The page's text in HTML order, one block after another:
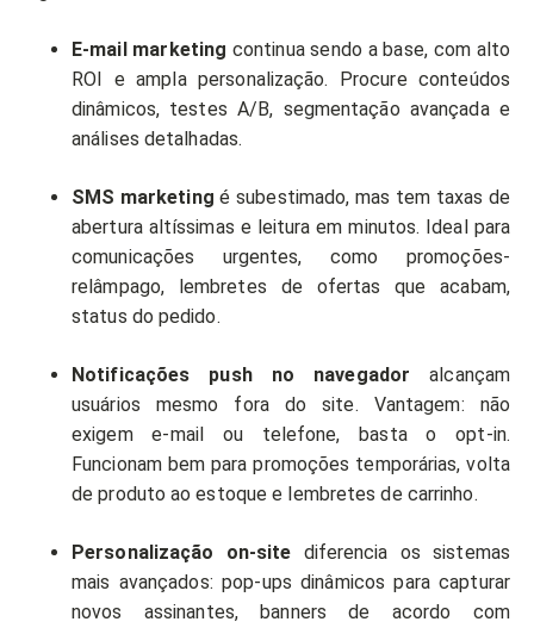
E-mail marketing continua sendo a base, com alto
ROI e ampla personalização. Procure conteúdos
dinâmicos, testes A/B, segmentação avançada e
análises detalhadas.
SMS marketing é subestimado, mas tem taxas de
abertura altíssimas e leitura em minutos. Ideal para
comunicações urgentes, como promoções-
relâmpago, lembretes de ofertas que acabam,
status do pedido.
Notificações push no navegador alcançam
usuários mesmo fora do site. Vantagem: não
exigem e-mail ou telefone, basta o opt-in.
Funcionam bem para promoções temporárias, volta
de produto ao estoque e lembretes de carrinho.
Personalização on-site diferencia os sistemas
mais avançados: pop-ups dinâmicos para capturar
novos assinantes, banners de acordo com